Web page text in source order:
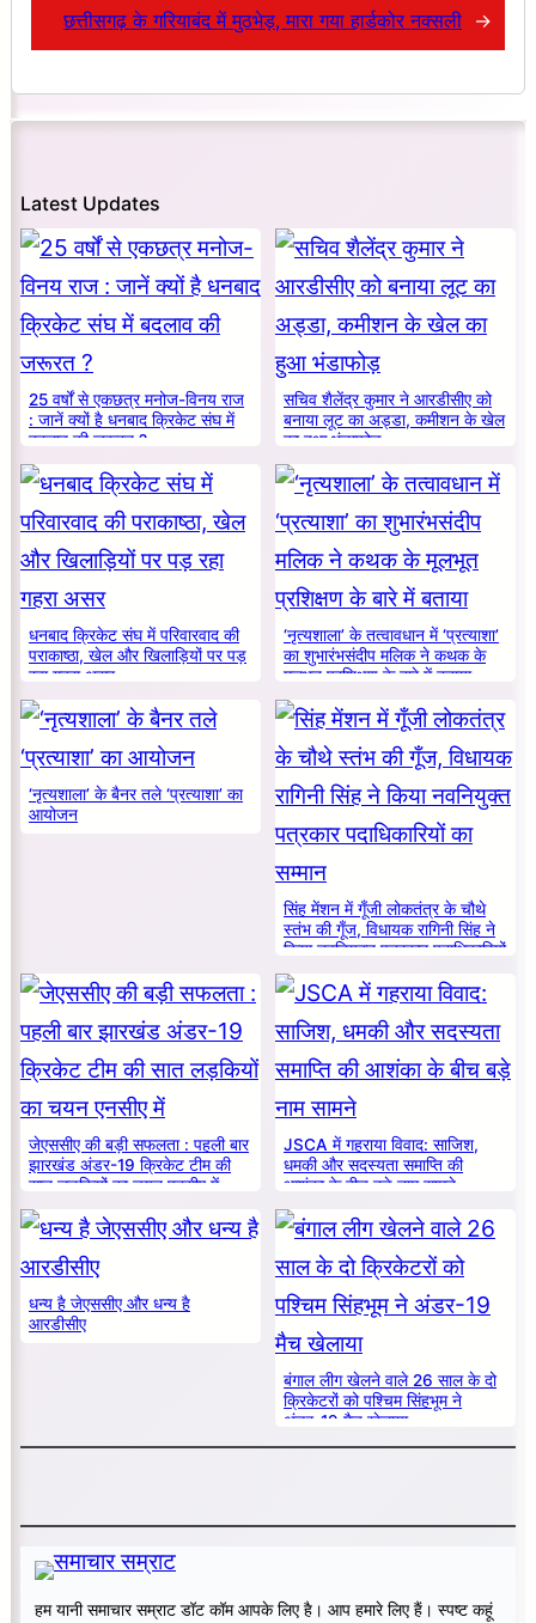
छत्तीसगढ़ के गरियाबंद में मुठभेड़, मारा गया हार्डकोर नक्सली →
Latest Updates
25 वर्षों से एकछत्र मनोज-विनय राज
: जानें क्यों है धनबाद क्रिकेट संघ में
बदलाव की जरूरत ?
सचिव शैलेंद्र कुमार ने आरडीसीए को
बनाया लूट का अड्डा, कमीशन के खेल
का हुआ भंडाफोड़
धनबाद क्रिकेट संघ में परिवारवाद की
पराकाष्ठा, खेल और खिलाड़ियों पर पड़
रहा गहरा असर
‘नृत्यशाला’ के तत्वावधान में ‘प्रत्याशा’
का शुभारंभसंदीप मलिक ने कथक के
मूलभूत प्रशिक्षण के बारे में बताया
‘नृत्यशाला’ के बैनर तले ‘प्रत्याशा’ का
आयोजन
सिंह मेंशन में गूँजी लोकतंत्र के चौथे
स्तंभ की गूँज, विधायक रागिनी सिंह ने
किया नवनियुक्त पत्रकार पदाधिकारियों
का सम्मान
जेएससीए की बड़ी सफलता : पहली बार
झारखंड अंडर-19 क्रिकेट टीम की
सात लड़कियों का चयन एनसीए में
JSCA में गहराया विवाद: साजिश,
धमकी और सदस्यता समाप्ति की
आशंका के बीच बड़े नाम सामने
धन्य है जेएससीए और धन्य है
आरडीसीए
बंगाल लीग खेलने वाले 26 साल के दो
क्रिकेटरों को पश्चिम सिंहभूम ने
अंडर-19 मैच खेलाया
हम यानी समाचार सम्राट डॉट कॉम आपके लिए है। आप हमारे लिए हैं। स्पष्ट कहूं